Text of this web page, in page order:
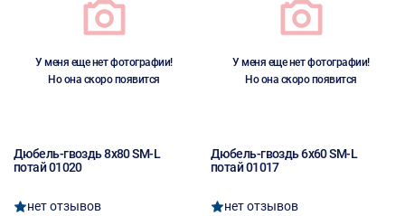
У меня еще нет фотографии!
Но она скоро появится
Дюбель-гвоздь 8х80 SM-L
потай 01020
нет отзывов
У меня еще нет фотографии!
Но она скоро появится
Дюбель-гвоздь 6х60 SM-L
потай 01017
нет отзывов